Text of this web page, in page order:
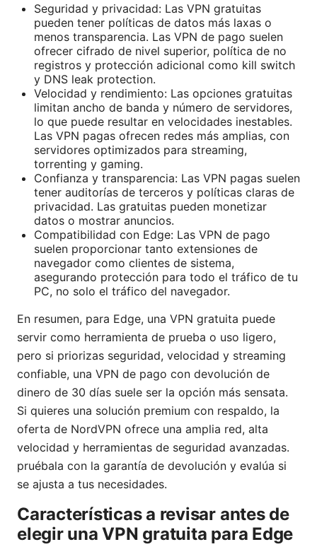
Seguridad y privacidad: Las VPN gratuitas
pueden tener políticas de datos más laxas o
menos transparencia. Las VPN de pago suelen
ofrecer cifrado de nivel superior, política de no
registros y protección adicional como kill switch
y DNS leak protection.
Velocidad y rendimiento: Las opciones gratuitas
limitan ancho de banda y número de servidores,
lo que puede resultar en velocidades inestables.
Las VPN pagas ofrecen redes más amplias, con
servidores optimizados para streaming,
torrenting y gaming.
Confianza y transparencia: Las VPN pagas suelen
tener auditorías de terceros y políticas claras de
privacidad. Las gratuitas pueden monetizar
datos o mostrar anuncios.
Compatibilidad con Edge: Las VPN de pago
suelen proporcionar tanto extensiones de
navegador como clientes de sistema,
asegurando protección para todo el tráfico de tu
PC, no solo el tráfico del navegador.
En resumen, para Edge, una VPN gratuita puede
servir como herramienta de prueba o uso ligero,
pero si priorizas seguridad, velocidad y streaming
confiable, una VPN de pago con devolución de
dinero de 30 días suele ser la opción más sensata.
Si quieres una solución premium con respaldo, la
oferta de NordVPN ofrece una amplia red, alta
velocidad y herramientas de seguridad avanzadas.
pruébala con la garantía de devolución y evalúa si
se ajusta a tus necesidades.
Características a revisar antes de
elegir una VPN gratuita para Edge